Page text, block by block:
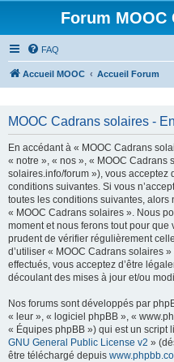
Forum
FAQ
Accueil MOOC Accueil Forum
MOOC Cadrans solaires -
En accédant à « MOOC Cadrans
« notre », « nos », « MOOC Cadrans
solaires.info/forum »), vous acceptez
conditions suivantes. Si vous
toutes les conditions suivantes, alors
« MOOC Cadrans solaires ». Nous
moment et nous ferons tout pour que
prudent de vérifier régulièrement
d’utiliser « MOOC Cadrans solaires
effectués, vous acceptez d’être
découlant des mises à jour et/ou
Nos forums sont développés par
« leur », « logiciel phpBB », «
« Équipes phpBB ») qui est un script
GNU General Public License v2 »
être téléchargé depuis